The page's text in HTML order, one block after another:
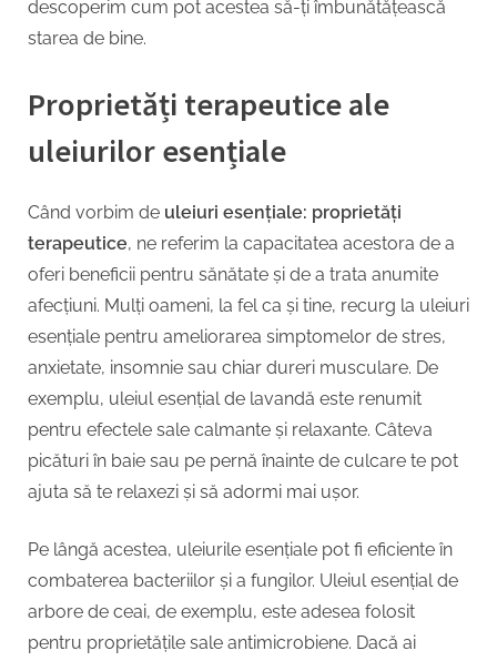
descoperim cum pot acestea să-ți îmbunătățească
starea de bine.
Proprietăți terapeutice ale
uleiurilor esențiale
Când vorbim de uleiuri esențiale: proprietăți
terapeutice, ne referim la capacitatea acestora de a
oferi beneficii pentru sănătate și de a trata anumite
afecțiuni. Mulți oameni, la fel ca și tine, recurg la uleiuri
esențiale pentru ameliorarea simptomelor de stres,
anxietate, insomnie sau chiar dureri musculare. De
exemplu, uleiul esențial de lavandă este renumit
pentru efectele sale calmante și relaxante. Câteva
picături în baie sau pe pernă înainte de culcare te pot
ajuta să te relaxezi și să adormi mai ușor.
Pe lângă acestea, uleiurile esențiale pot fi eficiente în
combaterea bacteriilor și a fungilor. Uleiul esențial de
arbore de ceai, de exemplu, este adesea folosit
pentru proprietățile sale antimicrobiene. Dacă ai